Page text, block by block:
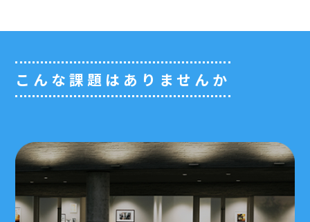
こんな課題はありませんか